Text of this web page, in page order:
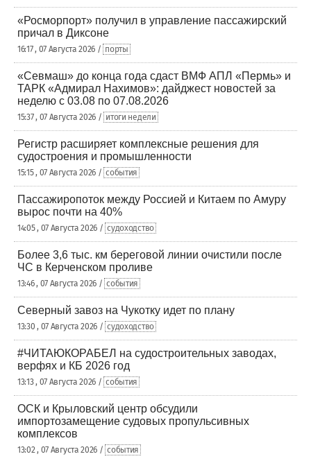
«Росморпорт» получил в управление пассажирский
причал в Диксоне
16:17 , 07 Августа 2026 / порты
«Севмаш» до конца года сдаст ВМФ АПЛ «Пермь» и
ТАРК «Адмирал Нахимов»: дайджест новостей за
неделю с 03.08 по 07.08.2026
15:37 , 07 Августа 2026 / итоги недели
Регистр расширяет комплексные решения для
судостроения и промышленности
15:15 , 07 Августа 2026 / события
Пассажиропоток между Россией и Китаем по Амуру
вырос почти на 40%
14:05 , 07 Августа 2026 / судоходство
Более 3,6 тыс. км береговой линии очистили после
ЧС в Керченском проливе
13:46 , 07 Августа 2026 / события
Северный завоз на Чукотку идет по плану
13:30 , 07 Августа 2026 / судоходство
#ЧИТАЮКОРАБЕЛ на судостроительных заводах,
верфях и КБ 2026 год
13:13 , 07 Августа 2026 / события
ОСК и Крыловский центр обсудили
импортозамещение судовых пропульсивных
комплексов
13:02 , 07 Августа 2026 / события